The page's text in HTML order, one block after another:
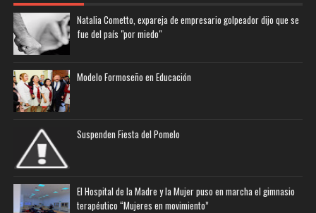
Natalia Cometto, expareja de empresario golpeador dijo que se
fue del país "por miedo"
Modelo Formoseño en Educación
Suspenden Fiesta del Pomelo
El Hospital de la Madre y la Mujer puso en marcha el gimnasio
terapéutico “Mujeres en movimiento”